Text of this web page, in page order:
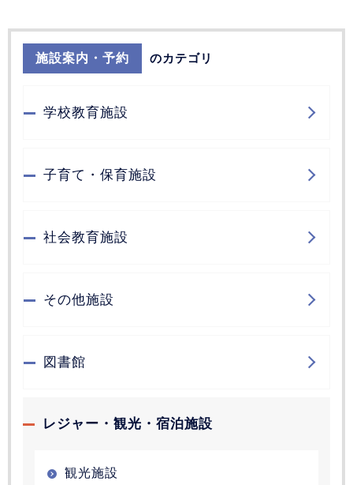
施設案内・予約 のカテゴリ
学校教育施設
子育て・保育施設
社会教育施設
その他施設
図書館
レジャー・観光・宿泊施設
観光施設